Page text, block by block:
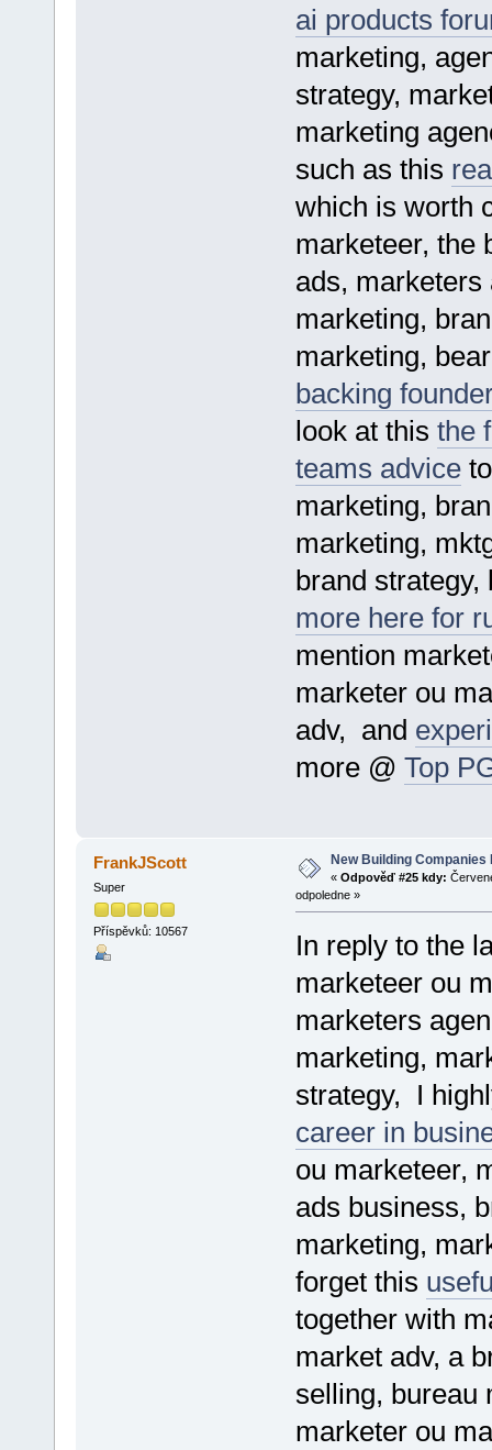
ai products
marketing,
strategy,
marketing
such as this
which is worth
marketeer, the
ads, marketers
marketing,
marketing,
backing
look at this the
teams advice
marketing,
marketing,
brand
more here for
mention
marketer ou
adv, and
more @ Top
FrankJScott
Super
Příspěvků: 10567
New Building Companies
« Odpověď #25 kdy:
odpoledne »
In reply to the
marketeer ou
marketers
marketing,
strategy, I
career in
ou marketeer,
ads business,
marketing,
forget this
together with
market adv, a
selling, bureau
marketer ou